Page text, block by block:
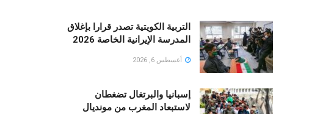
التربية الكويتية تصدر قرارا بإغلاق
المدرسة الإيرانية الخاصة 2026
أغسطس 6, 2026
إسبانيا والبرتغال تضغطان
لاستبعاد المغرب من مونديال